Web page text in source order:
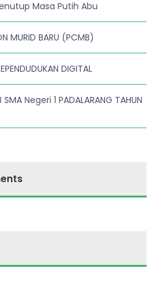
Masa Putih Abu
MURID BARU (PCMB)
DIGITAL
SMA Negeri 1 PADALARANG TAHUN